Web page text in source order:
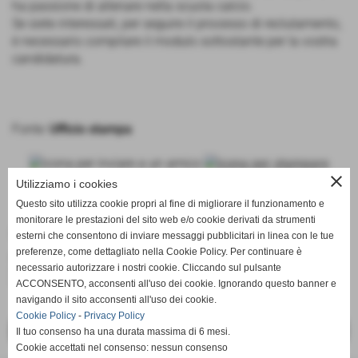
ha passione di allenare nella scuola calcio.
Se siete interessati, per seguire il processo di reclutamento,
è necessario compilare il modulo sottostante per la vostra
candidatura.
Ufficio stampa
Collegamenti
Vai al modulo
http://www.monteruscellocalcio.com/contatti.htm
<< PRECEDENTE
close
Utilizziamo i cookies
Questo sito utilizza cookie propri al fine di migliorare il funzionamento e
monitorare le prestazioni del sito web e/o cookie derivati da strumenti
esterni che consentono di inviare messaggi pubblicitari in linea con le tue
preferenze, come dettagliato nella Cookie Policy. Per continuare è
necessario autorizzare i nostri cookie. Cliccando sul pulsante
ACCONSENTO, acconsenti all'uso dei cookie. Ignorando questo banner e
navigando il sito acconsenti all'uso dei cookie.
Cookie Policy - Privacy Policy
Il tuo consenso ha una durata massima di 6 mesi.
Cookie accettati nel consenso: nessun consenso